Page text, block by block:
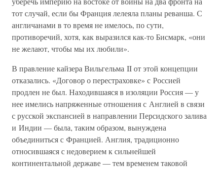
тот случай, если бы Франция лелеяла планы реванша. С
англичанами в то время не имелось, по сути,
противоречий, хотя, как выразился как-то Бисмарк, «они
не желают, чтобы мы их любили».
В правление кайзера Вильгельма II от этой концепции
отказались. «Договор о перестраховке» с Россией
продлен не был. Находившаяся в изоляции Россия — у
нее имелись напряженные отношения с Англией в связи
с русской экспансией в направлении Персидского залива
и Индии — была, таким образом, вынуждена
объединиться с Францией. Англия, традиционно
относившаяся с недоверием к сильнейшей
континентальной державе — тем временем таковой